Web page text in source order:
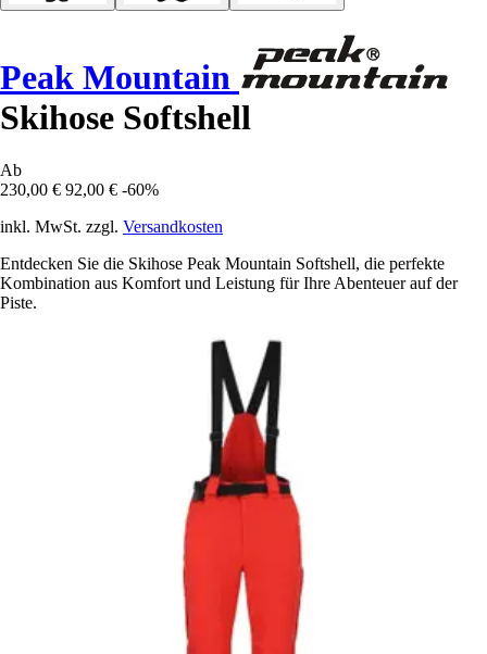
Peak Mountain
Skihose Softshell
Ab
230,00 € 92,00 € -60%
inkl. MwSt. zzgl. Versandkosten
Entdecken Sie die Skihose Peak Mountain Softshell, die perfekte
Kombination aus Komfort und Leistung für Ihre Abenteuer auf der
Piste.